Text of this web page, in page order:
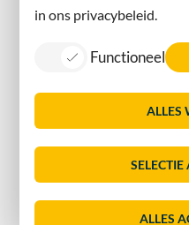
in ons privacybeleid.
Functioneel
ALLES
SELECTIE
ALLES
Information in English
Sitemap
Toegankelijkheid
Dorpsmarketing